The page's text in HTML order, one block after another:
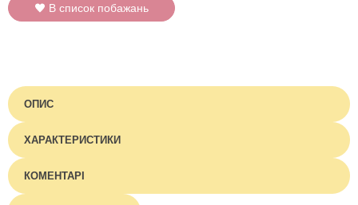
В список побажань
ОПИС
ХАРАКТЕРИСТИКИ
КОМЕНТАРІ